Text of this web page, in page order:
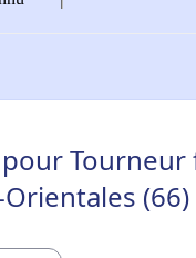
pour Tourneur
(66)